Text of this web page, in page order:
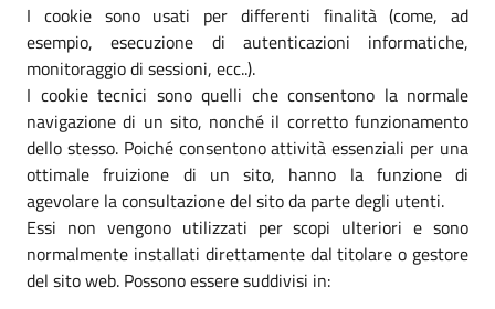
I cookie sono usati per differenti finalità (come, ad
esempio, esecuzione di autenticazioni informatiche,
monitoraggio di sessioni, ecc..).
I cookie tecnici sono quelli che consentono la normale
navigazione di un sito, nonché il corretto funzionamento
dello stesso. Poiché consentono attività essenziali per una
ottimale fruizione di un sito, hanno la funzione di
agevolare la consultazione del sito da parte degli utenti.
Essi non vengono utilizzati per scopi ulteriori e sono
normalmente installati direttamente dal titolare o gestore
del sito web. Possono essere suddivisi in: